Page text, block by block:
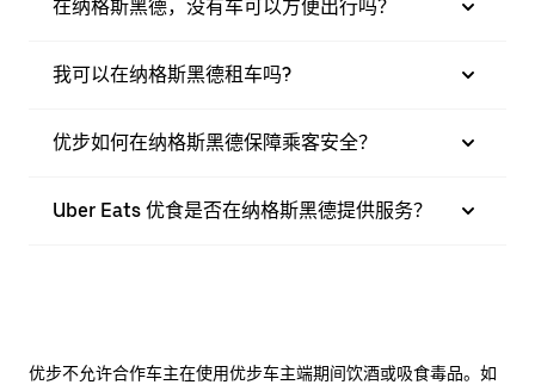
在纳格斯黑德，没有车可以方便出行吗？
我可以在纳格斯黑德租车吗?
优步如何在纳格斯黑德保障乘客安全？
Uber Eats 优食是否在纳格斯黑德提供服务？
优步不允许合作车主在使用优步车主端期间饮酒或吸食毒品。如